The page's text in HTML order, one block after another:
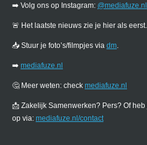
➡️ Volg ons op Instagram: @mediafuze.nl
🚨 Het laatste nieuws zie je hier als eerst.
📥 Stuur je foto’s/filmpjes via dm.
➡️ mediafuze.nl
🤔 Meer weten: check mediafuze.nl
📩 Zakelijk Samenwerken? Pers? Of
op via: mediafuze.nl/contact